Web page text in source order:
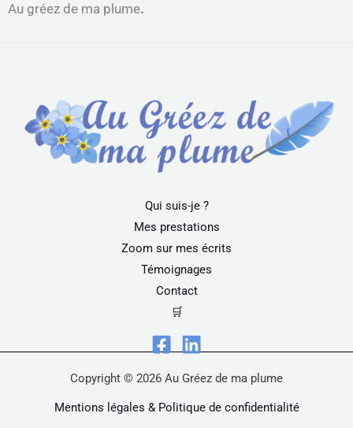
Au gréez de ma plume.
Qui suis-je ?
Mes prestations
Zoom sur mes écrits
Témoignages
Contact
🛒
Copyright © 2026 Au Gréez de ma plume
Mentions légales & Politique de confidentialité